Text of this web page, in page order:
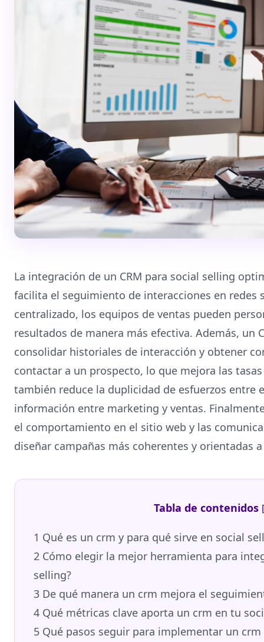
La integración de un CRM para social selling
facilita el seguimiento de interacciones en redes
centralizado, los equipos de ventas pueden
resultados de manera más efectiva. Además, un
consolidar historiales de interacción y obtener
contactar a un prospecto, lo que mejora las
también reduce la duplicidad de esfuerzos entre
información entre marketing y ventas.
el comportamiento en el sitio web y las
diseñar campañas más coherentes y orientadas
Tabla de contenidos [
1 Qué es un crm y para qué sirve en social
2 Cómo elegir la mejor herramienta para
selling?
3 De qué manera un crm mejora el
4 Qué métricas clave aporta un crm en tu
5 Qué pasos seguir para implementar un